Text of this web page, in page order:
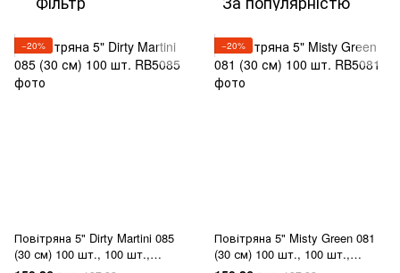
−20%
Повітряна 5" Dirty Martini 085
(30 см) 100 шт., 100 шт.,
−20%
Повітряна 5" Misty Green 081
(30 см) 100 шт., 100 шт.,